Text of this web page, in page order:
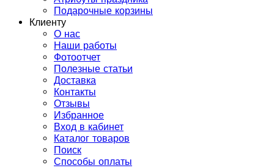
Подарочные корзины
Клиенту
О нас
Наши работы
Фотоотчет
Полезные статьи
Доставка
Контакты
Отзывы
Избранное
Вход в кабинет
Каталог товаров
Поиск
Способы оплаты